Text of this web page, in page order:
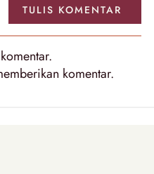
TULIS KOMENTAR
komentar.